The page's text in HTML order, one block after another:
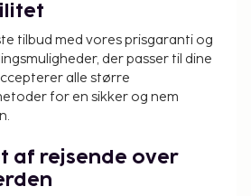
tilbud med vores prisgaranti og
der passer til dine
alle større
for en sikker og nem
af rejsende over